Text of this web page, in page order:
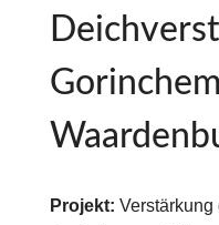
Projekt: